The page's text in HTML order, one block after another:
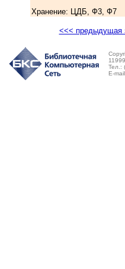
Хранение: ЦДБ, Ф3, Ф7
<<< предыдущая
Тел.:
E-